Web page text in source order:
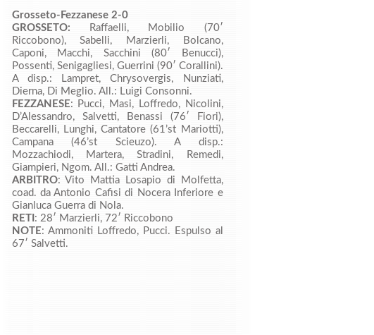
Grosseto-Fezzanese 2-0
GROSSETO: Raffaelli, Mobilio (70′
Riccobono), Sabelli, Marzierli, Bolcano,
Caponi, Macchi, Sacchini (80′ Benucci),
Possenti, Senigagliesi, Guerrini (90′ Corallini).
A disp.: Lampret, Chrysovergis, Nunziati,
Dierna, Di Meglio. All.: Luigi Consonni.
FEZZANESE: Pucci, Masi, Loffredo, Nicolini,
D’Alessandro, Salvetti, Benassi (76′ Fiori),
Beccarelli, Lunghi, Cantatore (61’st Mariotti),
Campana (46’st Scieuzo). A disp.:
Mozzachiodi, Martera, Stradini, Remedi,
Giampieri, Ngom. All.: Gatti Andrea.
ARBITRO: Vito Mattia Losapio di Molfetta,
coad. da Antonio Cafisi di Nocera Inferiore e
Gianluca Guerra di Nola.
RETI : 28′ Marzierli, 72′ Riccobono
NOTE: Ammoniti Loffredo, Pucci. Espulso al
67′ Salvetti.